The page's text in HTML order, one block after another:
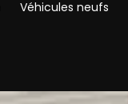
Véhicules neufs